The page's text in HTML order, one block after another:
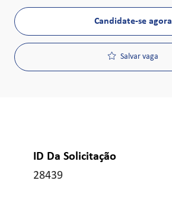
Candidate-se agora
Salvar vaga
ID Da Solicitação
28439